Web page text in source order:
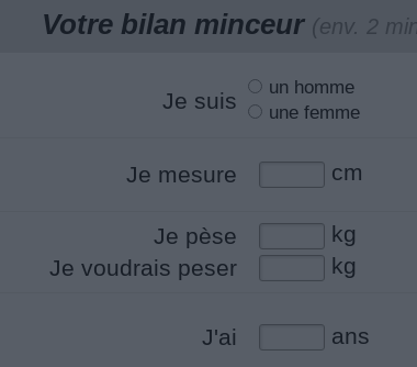
Votre bilan minceur (env. 2
Je suis
un homme
une femme
Je mesure cm
Je pèse
kg
Je voudrais peser
kg
J'ai ans